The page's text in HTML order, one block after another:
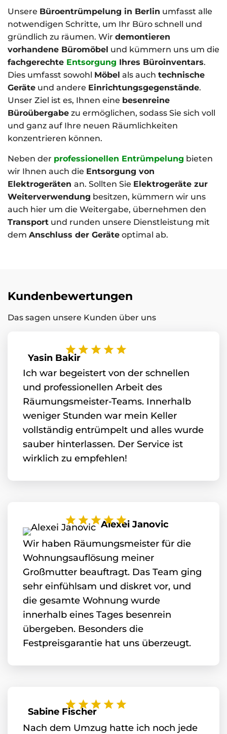
Unsere Büroentrümpelung in Berlin umfasst alle
notwendigen Schritte, um Ihr Büro schnell und
gründlich zu räumen. Wir demontieren
vorhandene Büromöbel und kümmern uns um die
fachgerechte Entsorgung Ihres Büroinventars.
Dies umfasst sowohl Möbel als auch technische
Geräte und andere Einrichtungsgegenstände.
Unser Ziel ist es, Ihnen eine besenreine
Büroübergabe zu ermöglichen, sodass Sie sich voll
und ganz auf Ihre neuen Räumlichkeiten
konzentrieren können.
Neben der professionellen Entrümpelung bieten
wir Ihnen auch die Entsorgung von
Elektrogeräten an. Sollten Sie Elektrogeräte zur
Weiterverwendung besitzen, kümmern wir uns
auch hier um die Weitergabe, übernehmen den
Transport und runden unsere Dienstleistung mit
dem Anschluss der Geräte optimal ab.
Kundenbewertungen
Das sagen unsere Kunden über uns
Yasin Bakir
Ich war begeistert von der schnellen
und professionellen Arbeit des
Räumungsmeister-Teams. Innerhalb
weniger Stunden war mein Keller
vollständig entrümpelt und alles wurde
sauber hinterlassen. Der Service ist
wirklich zu empfehlen!
Alexei Janovic
Wir haben Räumungsmeister für die
Wohnungsauflösung meiner
Großmutter beauftragt. Das Team ging
sehr einfühlsam und diskret vor, und
die gesamte Wohnung wurde
innerhalb eines Tages besenrein
übergeben. Besonders die
Festpreisgarantie hat uns überzeugt.
Sabine Fischer
Nach dem Umzug hatte ich noch jede